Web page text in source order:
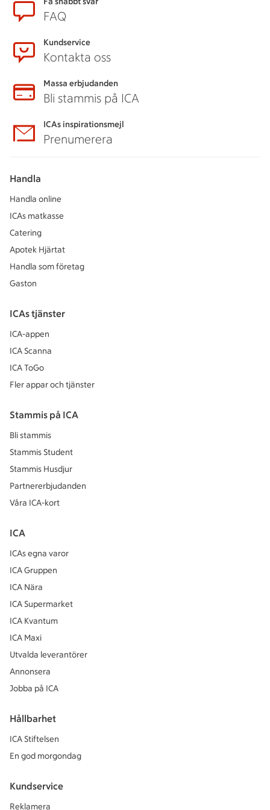
FAQ
Kundservice
Kontakta oss
Massa erbjudanden
Bli stammis på ICA
ICAs inspirationsmejl
Prenumerera
Handla
Handla online
ICAs matkasse
Catering
Apotek Hjärtat
Handla som företag
Gaston
ICAs tjänster
ICA-appen
ICA Scanna
ICA ToGo
Fler appar och tjänster
Stammis på ICA
Bli stammis
Stammis Student
Stammis Husdjur
Partnererbjudanden
Våra ICA-kort
ICA
ICAs egna varor
ICA Gruppen
ICA Nära
ICA Supermarket
ICA Kvantum
ICA Maxi
Utvalda leverantörer
Annonsera
Jobba på ICA
Hållbarhet
ICA Stiftelsen
En god morgondag
Kundservice
Reklamera